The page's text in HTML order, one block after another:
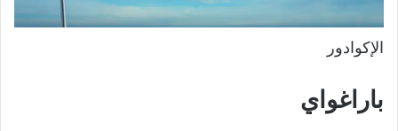
الإكوادور
باراغواي